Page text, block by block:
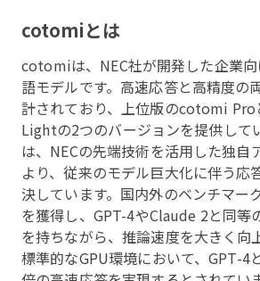
cotomiとは
cotomiは、NEC社が開発した企業
語モデルです。高速応答と高精度の
計されており、上位版のcotomi
Lightの2つのバージョンを提供して
は、NECの先端技術を活用した独自
より、従来のモデル巨大化に伴う応
決しています。国内外のベンチマー
を獲得し、GPT-4やClaude 2と同等
を持ちながら、推論速度を大きく向
標準的なGPU環境において、GPT-4